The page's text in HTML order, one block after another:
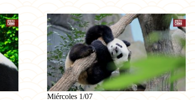
Miércoles 1/07